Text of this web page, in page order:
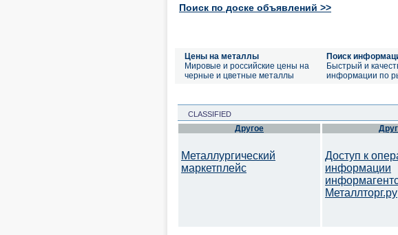
Поиск по доске объявлений >>
Цены на металлы
Мировые и российские цены на
черные и цветные металлы
Поиск
Быстрый и
информации по
CLASSIFIED
Другое
Металлургический
маркетплейс
Доступ к
информации
Металлторг.ру